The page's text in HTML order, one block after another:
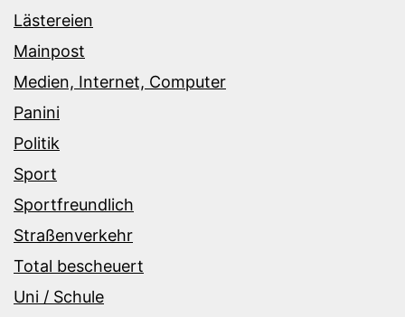
Lästereien
Mainpost
Medien, Internet, Computer
Panini
Politik
Sport
Sportfreundlich
Straßenverkehr
Total bescheuert
Uni / Schule